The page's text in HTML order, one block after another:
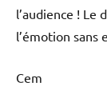
l’audience ! Le
l’émotion sans
Cem